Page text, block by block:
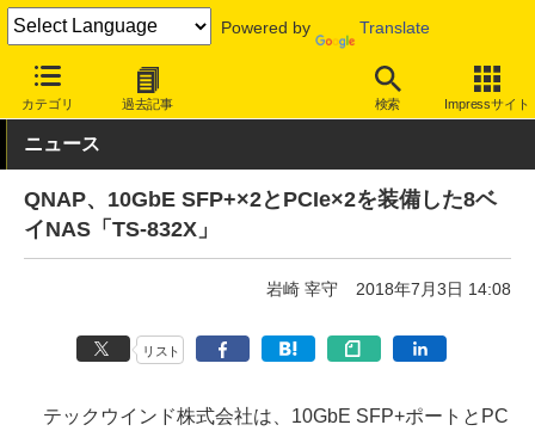
Powered by Translate
カテゴリ 過去記事 検索 Impressサイト
INTERNET Watch ハードウェア
ニュース
QNAP、10GbE SFP+×2とPCIe×2を装備した8ベ
イNAS「TS-832X」
岩崎 宰守 2018年7月3日 14:08
リスト
テックウインド株式会社は、10GbE SFP+ポートとPC